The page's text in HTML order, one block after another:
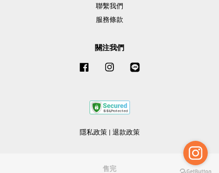
售完
聯繫我們
服務條款
關注我們
Facebook Instagram
隱私政策| 退款政策